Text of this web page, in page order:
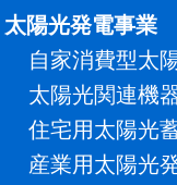
太陽光発電事業
自家消費型太
太陽光関連機
住宅用太陽光
産業用太陽光